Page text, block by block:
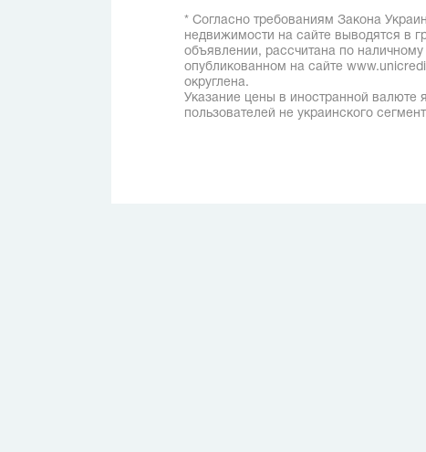
* Согласно требованиям Закона
недвижимости на сайте выводятся в
объявлении, рассчитана по
опубликованном на сайте
округлена.
Указание цены в иностранной валюте
пользователей не украинского